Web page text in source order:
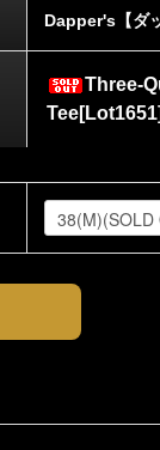
Dapper's【ダ
Three-